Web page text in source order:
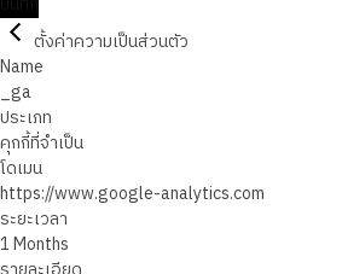
ตั้งค่าความเป็นส่วนตัว
Name
_ga
ประเภท
คุกกี้ที่จำเป็น
โดเมน
https://www.google-analytics.com
ระยะเวลา
1 Months